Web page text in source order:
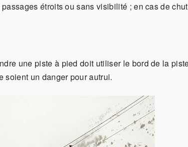
étroits ou sans visibilité ; en cas de
une piste à pied doit utiliser le bord de la
soient un danger pour autrui.